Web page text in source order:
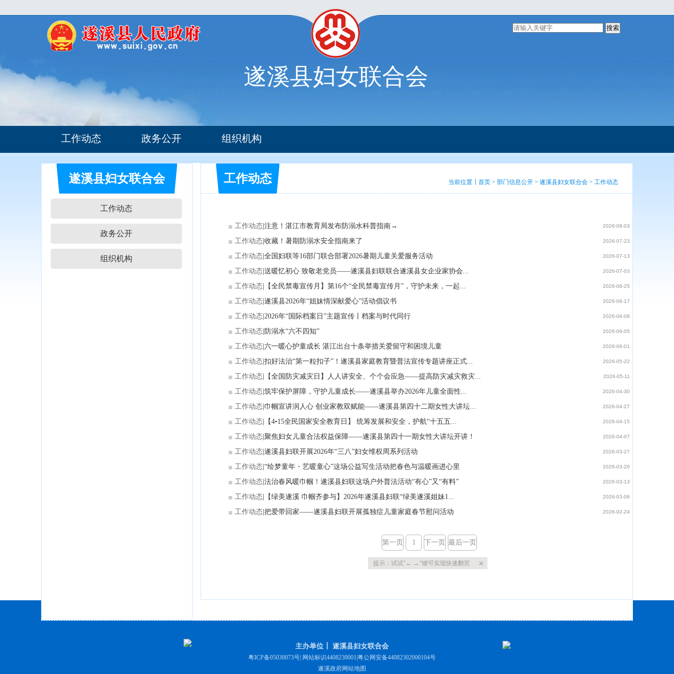
搜索
遂溪县妇女联合会
工作动态 政务公开 组织机构
遂溪县妇女联合会
工作动态
政务公开
组织机构
工作动态 当前位置┃ 首页 > 部门信息公开 > 遂溪县妇女联合会 > 工作动态
工作动态 注意！湛江市教育局发布防溺水科普指南→ 2026-08-03
工作动态 收藏！暑期防溺水安全指南来了 2026-07-23
工作动态 全国妇联等16部门联合部署2026暑期儿童关爱服务活动 2026-07-13
工作动态 送暖忆初心 致敬老党员——遂溪县妇联联合遂溪县女企业家协会... 2026-07-03
工作动态 【全民禁毒宣传月】第16个“全民禁毒宣传月”，守护未来，一起... 2026-06-25
工作动态 遂溪县2026年“姐妹情深献爱心”活动倡议书 2026-06-17
工作动态 2026年“国际档案日”主题宣传丨档案与时代同行 2026-06-08
工作动态 防溺水“六不四知” 2026-06-05
工作动态 六一暖心护童成长 湛江出台十条举措关爱留守和困境儿童 2026-06-01
工作动态 扣好法治“第一粒扣子”！遂溪县家庭教育暨普法宣传专题讲座正式... 2026-05-22
工作动态 【全国防灾减灾日】人人讲安全、个个会应急——提高防灾减灾救灾... 2026-05-11
工作动态 筑牢保护屏障，守护儿童成长——遂溪县举办2026年儿童全面性... 2026-04-30
工作动态 巾帼宣讲润人心 创业家教双赋能——遂溪县第四十二期女性大讲坛... 2026-04-27
工作动态 【4•15全民国家安全教育日】 统筹发展和安全，护航“十五五... 2026-04-15
工作动态 聚焦妇女儿童合法权益保障——遂溪县第四十一期女性大讲坛开讲！ 2026-04-07
工作动态 遂溪县妇联开展2026年“三八”妇女维权周系列活动 2026-03-27
工作动态 “绘梦童年・艺暖童心”这场公益写生活动把春色与温暖画进心里 2026-03-20
工作动态 法治春风暖巾帼！遂溪县妇联这场户外普法活动“有心”又“有料” 2026-03-13
工作动态 【绿美遂溪 巾帼齐参与】2026年遂溪县妇联“绿美遂溪姐妹1... 2026-03-06
工作动态 把爱带回家——遂溪县妇联开展孤独症儿童家庭春节慰问活动 2026-02-24
第一页 1 下一页 最后一页
提示：试试"← →"键可实现快速翻页
主办单位┃ 遂溪县妇女联合会
粤ICP备05030073号 | 网站标识4408230001| 粤公网安备44082302000104号
遂溪政府网站地图